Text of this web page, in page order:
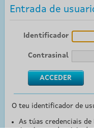
Entrada de
Identificador
Contrasinal
O teu identificador de
As túas credenciais de